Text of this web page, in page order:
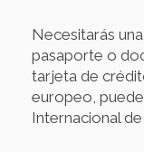
Necesitarás
pasaporte o
tarjeta de
europeo,
Internacional